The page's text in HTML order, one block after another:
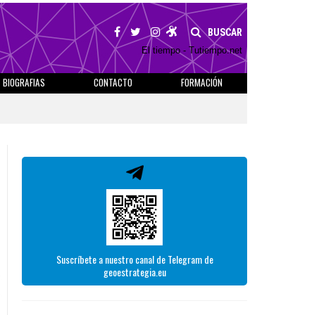
BUSCAR
El tiempo - Tutiempo.net
BIOGRAFIAS CONTACTO
FORMACIÓN
Suscríbete a nuestro canal de Telegram de
geoestrategia.eu